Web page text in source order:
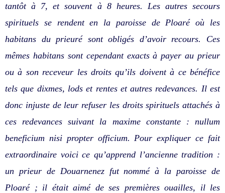
tantôt à 7, et souvent à 8 heures. Les autres secours
spirituels se rendent en la paroisse de Ploaré où les
habitans du prieuré sont obligés d’avoir recours. Ces
mêmes habitans sont cependant exacts à payer au prieur
ou à son receveur les droits qu’ils doivent à ce bénéfice
tels que dixmes, lods et rentes et autres redevances. Il est
donc injuste de leur refuser les droits spirituels attachés à
ces redevances suivant la maxime constante : nullum
beneficium nisi propter officium. Pour expliquer ce fait
extraordinaire voici ce qu’apprend l’ancienne tradition :
un prieur de Douarnenez fut nommé à la paroisse de
Ploaré ; il était aimé de ses premières ouailles, il les